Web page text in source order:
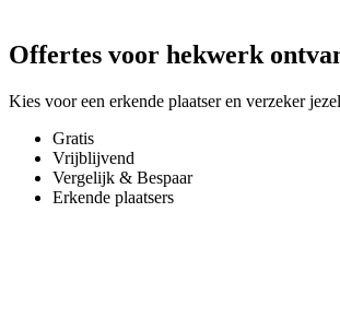
Offertes voor hekwerk
Kies voor een erkende plaatser en verzeker
Gratis
Vrijblijvend
Vergelijk & Bespaar
Erkende plaatsers